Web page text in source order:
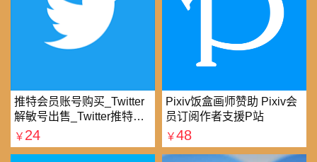
推特会员账号购买_Twitter
解敏号出售_Twitter推特账
号购买批发平台
￥ 24
Pixiv饭盒画师赞助 Pixiv会
员订阅作者支援P站
￥48